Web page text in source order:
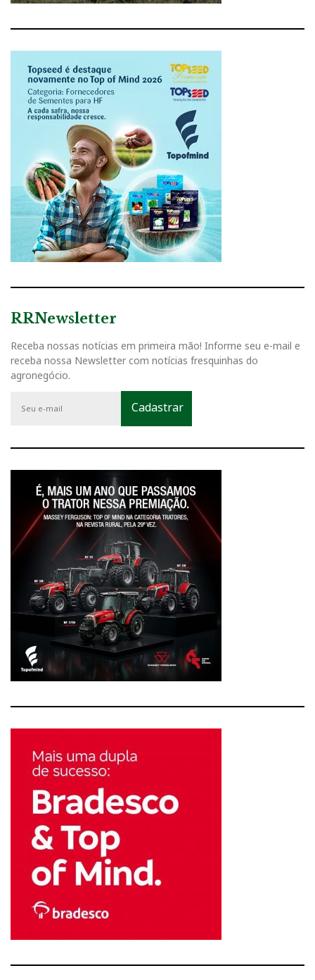
RRNewsletter
Receba nossas notícias em primeira mão! Informe seu e-mail e
receba nossa Newsletter com notícias fresquinhas do
agronegócio.